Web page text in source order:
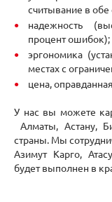
считывание в
надежность
процент ошибок);
эргономика
местах с
цена,
У нас вы можете
Алматы, Астану,
страны. Мы
Азимут Карго,
будет выполнен в